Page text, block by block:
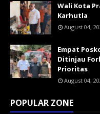
Wali Kota
Karhutla
August 04,
Empat
Ditinjau
Prioritas
August 04,
POPULAR ZONE